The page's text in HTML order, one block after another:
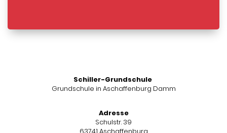
Schiller-Grundschule
Grundschule in Aschaffenburg Damm
Adresse
Schulstr. 39